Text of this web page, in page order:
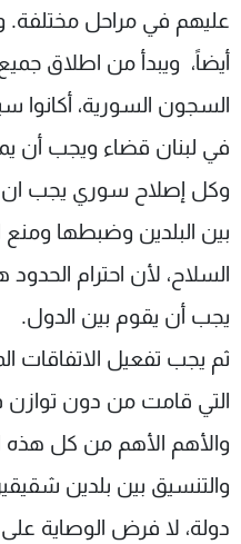
عليهم في مراحل
أيضاً، ويبدأ من اطلاق جميع
السجون السورية، أكانوا
في لبنان قضاء ويجب أن
وكل إصلاح سوري يجب ان
بين البلدين وضبطها
السلاح، لأن احترام
يجب أن يقوم بين الدول.
ثم يجب تفعيل الاتفاقات
التي قامت من دون توازن
والأهم الأهم من كل هذه
والتنسيق بين بلدين
دولة، لا فرض الوصاية